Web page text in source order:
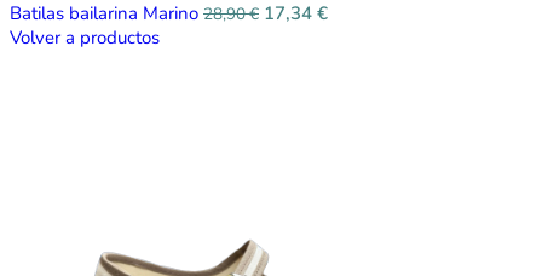
Batilas bailarina Marino 28,90€ 17,34 €
Volver a productos